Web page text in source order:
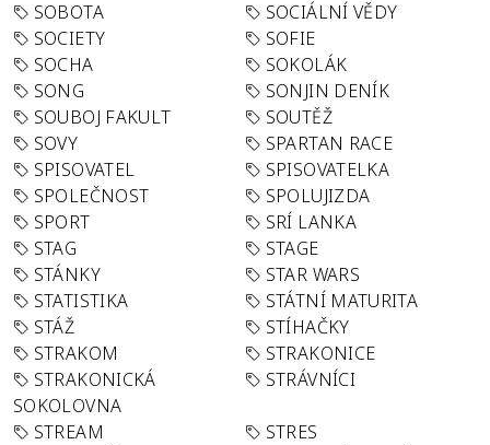
SOBOTA
SOCIÁLNÍ VĚDY
SOCIETY
SOFIE
SOCHA
SOKOLÁK
SONG
SONJIN DENÍK
SOUBOJ FAKULT
SOUTĚŽ
SOVY
SPARTAN RACE
SPISOVATEL
SPISOVATELKA
SPOLEČNOST
SPOLUJIZDA
SPORT
SRÍ LANKA
STAG
STAGE
STÁNKY
STAR WARS
STATISTIKA
STÁTNÍ MATURITA
STÁŽ
STÍHAČKY
STRAKOM
STRAKONICE
STRAKONICKÁ
SOKOLOVNA
STRÁVNÍCI
STREAM
STRES